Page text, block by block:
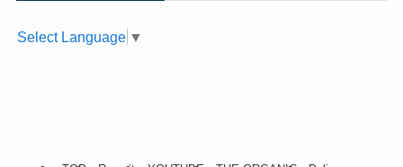
Select Language ▼